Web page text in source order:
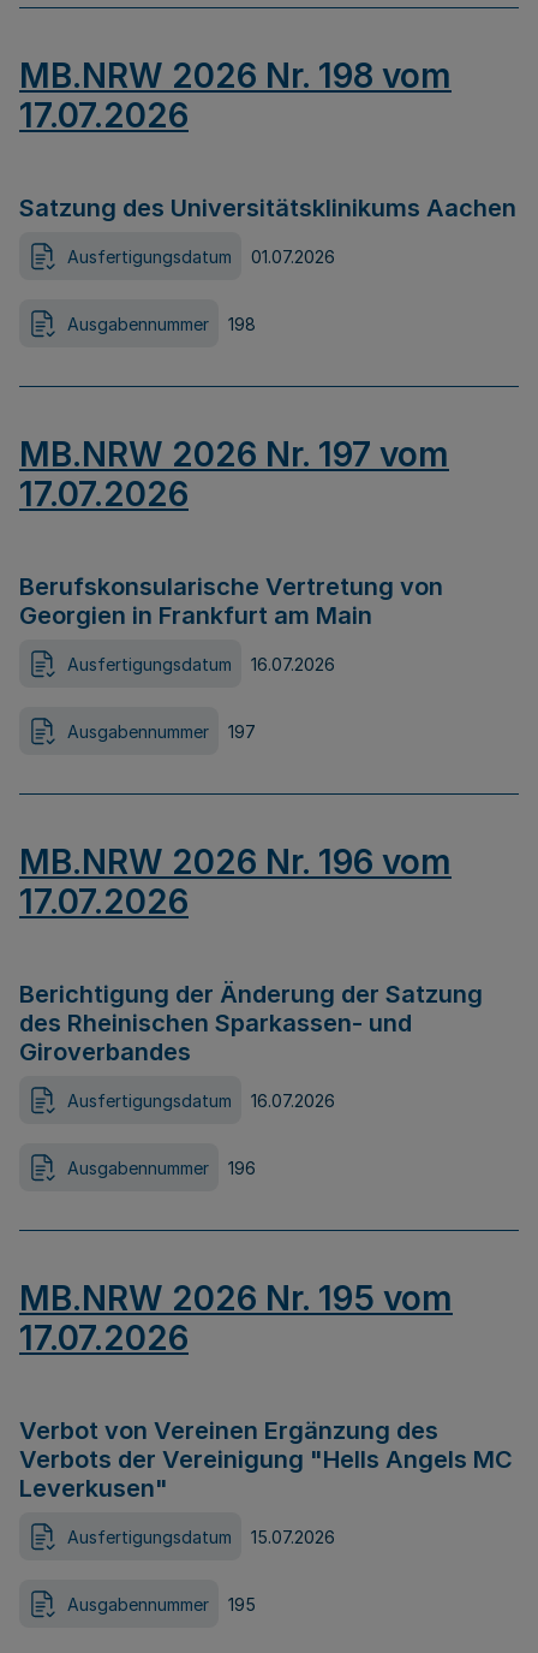
MB.NRW 2026 Nr. 198 vom
17.07.2026
Satzung des Universitätsklinikums Aachen
Ausfertigungsdatum 01.07.2026
Ausgabennummer 198
MB.NRW 2026 Nr. 197 vom
17.07.2026
Berufskonsularische Vertretung von
Georgien in Frankfurt am Main
Ausfertigungsdatum 16.07.2026
Ausgabennummer 197
MB.NRW 2026 Nr. 196 vom
17.07.2026
Berichtigung der Änderung der Satzung
des Rheinischen Sparkassen- und
Giroverbandes
Ausfertigungsdatum 16.07.2026
Ausgabennummer 196
MB.NRW 2026 Nr. 195 vom
17.07.2026
Verbot von Vereinen Ergänzung des
Verbots der Vereinigung "Hells Angels MC
Leverkusen"
Ausfertigungsdatum 15.07.2026
Ausgabennummer 195